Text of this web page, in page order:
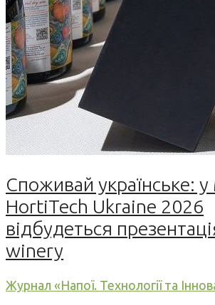
Споживай українське:
HortiTech Ukraine 2026
відбудеться
winery
Журнал «Напої. Технології та